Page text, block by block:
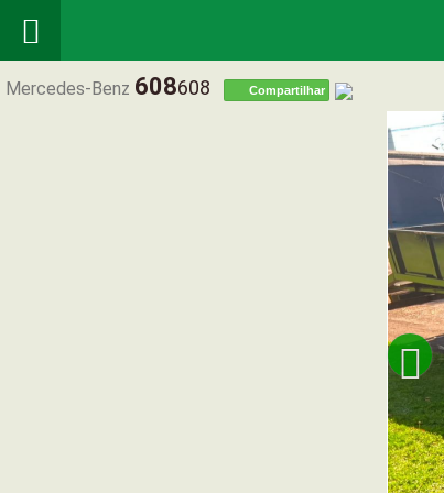

Mercedes-Benz 608608 Compartilhar
